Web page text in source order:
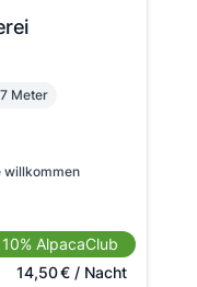
Meter
willkommen
10% AlpacaClub
14,50€/ Nacht